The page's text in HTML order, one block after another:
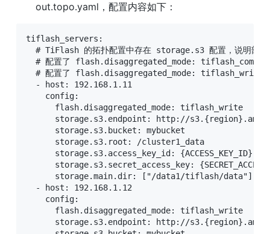
out.topo.yaml，配置内容如下：
tiflash_servers:
# TiFlash 的拓扑配置中存在 storage.s3 配置，说明部署
# 配置了 flash.disaggregated_mode:
# 配置了 flash.disaggregated_mode: tiflash_write
  - host: 192.168.1.11
    config:
flash.disaggregated_mode: tiflash_write
storage.s3.endpoint: http://
storage.s3.bucket: mybucket
storage.s3.root: /cluster1_data
storage.s3.access_key_id: {ACCESS_KEY_ID}
storage.s3.secret_access_key:
storage.main.dir: ["/data1/tiflash/data"]
  - host: 192.168.1.12
    config:
flash.disaggregated_mode: tiflash_write
storage.s3.endpoint: http://